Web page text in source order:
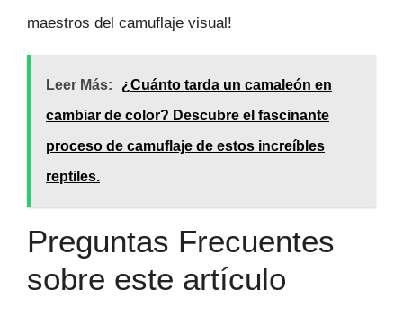
maestros del camuflaje visual!
Leer Más:
¿Cuánto tarda un camaleón en
cambiar de color? Descubre el fascinante
proceso de camuflaje de estos increíbles
reptiles.
Preguntas Frecuentes
sobre este artículo